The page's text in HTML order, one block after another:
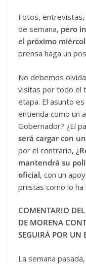
Fotos,
de semana, pero
el próximo
prensa haga un
No debemos
visitas por todo el
etapa. El asunto
entienda como un
Gobernador? ¿El
será cargar con
por el contrario,
mantendrá su
oficial, con un
priistas como lo ha
COMENTARIO
DE MORENA
SEGUIRÁ POR UN
La semana pasada,